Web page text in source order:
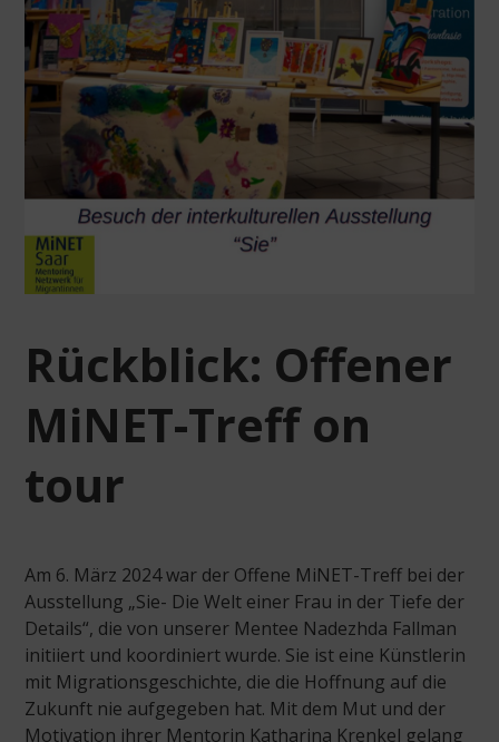
Rückblick: Offener
MiNET-Treff on
tour
Am 6. März 2024 war der Offene MiNET-Treff bei der
Ausstellung „Sie- Die Welt einer Frau in der Tiefe der
Details“, die von unserer Mentee Nadezhda Fallman
initiiert und koordiniert wurde. Sie ist eine Künstlerin
mit Migrationsgeschichte, die die Hoffnung auf die
Zukunft nie aufgegeben hat. Mit dem Mut und der
Motivation ihrer Mentorin Katharina Krenkel gelang